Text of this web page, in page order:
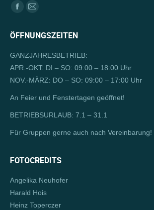
Finden Sie uns auf:
Facebook
opens
new
window
E-
page
in
new
ÖFFNUNGSZEITEN
GANZJAHRESBETRIEB:
APR.-OKT: DI – SO: 09:00 – 18:00 Uhr
NOV.-MÄRZ: DO – SO: 09:00 – 17:00 Uhr
An Feier und Fenstertagen geöffnet!
BETRIEBSURLAUB: 7.1 – 31.1
Für Gruppen gerne auch nach Vereinbarung!
FOTOCREDITS
Angelika Neuhofer
Harald Hois
Heinz Toperczer